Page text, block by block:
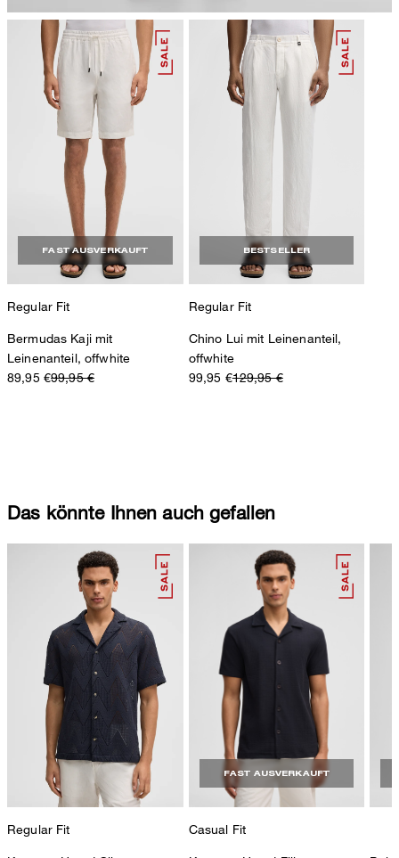
FAST AUSVERKAUFT
Regular Fit
Bermudas Kaji mit
Leinenanteil, offwhite
89,95 €99,95 €
BESTSELLER
Regular Fit
Chino Lui mit Leinenanteil,
offwhite
99,95 €129,95 €
Das könnte Ihnen auch gefallen
Regular Fit
FAST AUSVERKAUFT
Casual Fit